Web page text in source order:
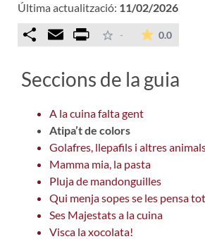
Última actualització: 11/02/2026
Comparteix
Email Print - 0.0La
Seccions de la guia
A la cuina falta gent
Atipa’t de colors
Golafres, llepafils i altres
Mamma mia, la pasta
Pluja de mandonguilles
Qui menja sopes se les pensa
Ses Majestats a la cuina
Visca la xocolata!